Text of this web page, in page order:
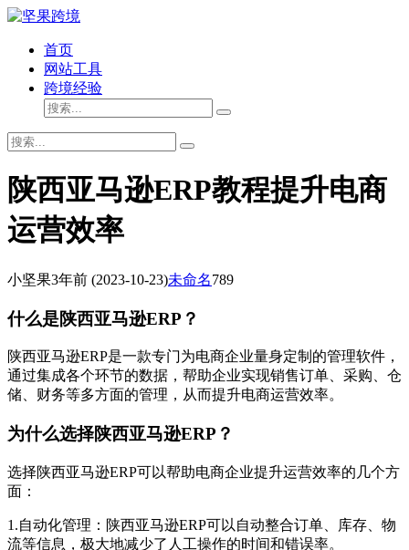
首页
网站工具
跨境经验
陕西亚马逊ERP教程提升电商
运营效率
小坚果3年前 (2023-10-23)未命名789
什么是陕西亚马逊ERP？
陕西亚马逊ERP是一款专门为电商企业量身定制的管理软件，
通过集成各个环节的数据，帮助企业实现销售订单、采购、仓
储、财务等多方面的管理，从而提升电商运营效率。
为什么选择陕西亚马逊ERP？
选择陕西亚马逊ERP可以帮助电商企业提升运营效率的几个方
面：
1.自动化管理：陕西亚马逊ERP可以自动整合订单、库存、物
流等信息，极大地减少了人工操作的时间和错误率。